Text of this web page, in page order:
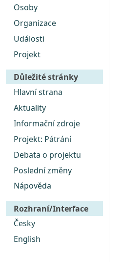
Osoby
Organizace
Události
Projekt
Důležité stránky
Hlavní strana
Aktuality
Informační zdroje
Projekt: Pátrání
Debata o projektu
Poslední změny
Nápověda
Rozhraní/Interface
Česky
English